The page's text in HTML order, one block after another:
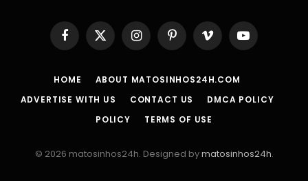
Facebook
X
(Twitter)
InstagramPinterestVimeo YouTube
HOME
ABOUT MATOSINHOS24H.COM
ADVERTISE WITH US
CONTACT US
DMCA POLICY
POLICY
TERMS OF USE
© 2026 matosinhos24h. Designed bymatosinhos24h.